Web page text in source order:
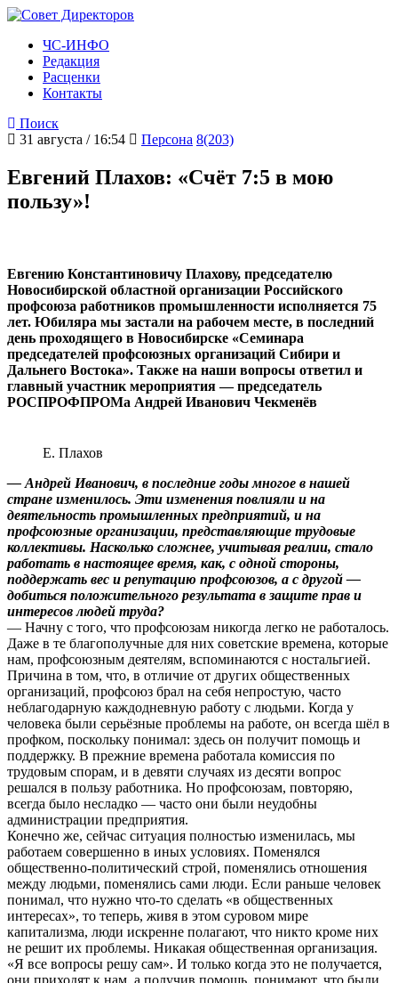
ЧС-ИНФО
Редакция
Расценки
Контакты
Поиск
31 августа / 16:54
Персона 8(203)
Евгений Плахов: «Счёт 7:5 в мою
пользу»!
Евгению Константиновичу Плахову, председателю
Новосибирской областной организации Российского
профсоюза работников промышленности исполняется 75
лет. Юбиляра мы застали на рабочем месте, в последний
день проходящего в Новосибирске «Семинара
председателей профсоюзных организаций Сибири и
Дальнего Востока». Также на наши вопросы ответил и
главный участник мероприятия — председатель
РОСПРОФПРОМа Андрей Иванович Чекменёв
Е. Плахов
— Андрей Иванович, в последние годы многое в нашей
стране изменилось. Эти изменения повлияли и на
деятельность промышленных предприятий, и на
профсоюзные организации, представляющие трудовые
коллективы. Насколько сложнее, учитывая реалии, стало
работать в настоящее время, как, с одной стороны,
поддержать вес и репутацию профсоюзов, а с другой —
добиться положительного результата в защите прав и
интересов людей труда?
— Начну с того, что профсоюзам никогда легко не работалось.
Даже в те благополучные для них советские времена, которые
нам, профсоюзным деятелям, вспоминаются с ностальгией.
Причина в том, что, в отличие от других общественных
организаций, профсоюз брал на себя непростую, часто
неблагодарную каждодневную работу с людьми. Когда у
человека были серьёзные проблемы на работе, он всегда шёл в
профком, поскольку понимал: здесь он получит помощь и
поддержку. В прежние времена работала комиссия по
трудовым спорам, и в девяти случаях из десяти вопрос
решался в пользу работника. Но профсоюзам, повторяю,
всегда было несладко — часто они были неудобны
администрации предприятия.
Конечно же, сейчас ситуация полностью изменилась, мы
работаем совершенно в иных условиях. Поменялся
общественно-политический строй, поменялись отношения
между людьми, поменялись сами люди. Если раньше человек
понимал, что нужно что-то сделать «в общественных
интересах», то теперь, живя в этом суровом мире
капитализма, люди искренне полагают, что никто кроме них
не решит их проблемы. Никакая общественная организация.
«Я все вопросы решу сам». И только когда это не получается,